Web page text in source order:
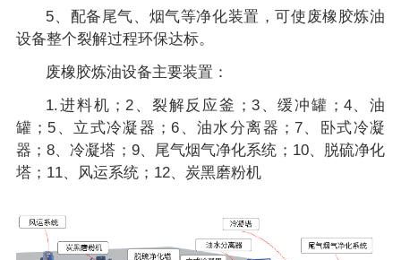
5、配备尾气、烟气等净化装置，可使废橡胶炼油
设备整个裂解过程环保达标。
废橡胶炼油设备主要装置：
1.进料机；2、裂解反应釜；3、缓冲罐；4、油
罐；5、立式冷凝器；6、油水分离器；7、卧式冷凝
器；8、冷凝塔；9、尾气烟气净化系统；10、脱硫净化
塔；11、风运系统；12、炭黑磨粉机